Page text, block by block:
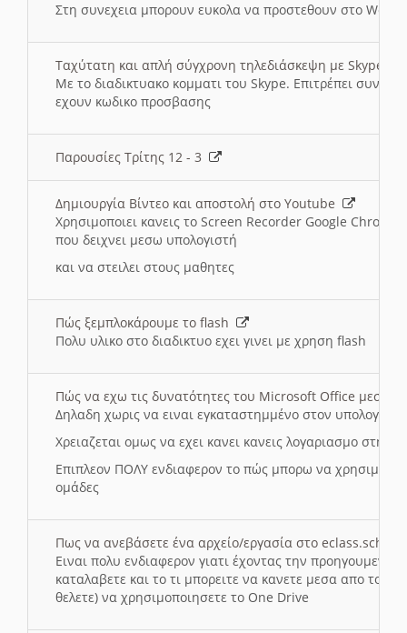
Στη συνεχεια μπορουν ευκολα να προστεθουν στο Word
Ταχύτατη και απλή σύγχρονη τηλεδιάσκεψη με Skype
Με το διαδικτυακο κομματι του Skype. Επιτρέπει
εχουν κωδικο προσβασης
Παρουσίες Τρίτης 12 - 3
Δημιουργία Βίντεο και αποστολή στο Youtube
Χρησιμοποιει κανεις το Screen Recorder Google Chrome
που δειχνει μεσω υπολογιστή
και να στειλει στους μαθητες
Πώς ξεμπλοκάρουμε το flash
Πολυ υλικο στο διαδικτυο εχει γινει με χρηση flash
Πώς να εχω τις δυνατότητες του Microsoft Office μεσω
Δηλαδη χωρις να ειναι εγκαταστημμένο στον
Χρειαζεται ομως να εχει κανει κανεις λογαριασμο στη
Επιπλεον ΠΟΛΥ ενδιαφερον το πώς μπορω να
ομάδες
Πως να ανεβάσετε ένα αρχείο/εργασία στο eclass.sch.gr
Ειναι πολυ ενδιαφερον γιατι έχοντας την
καταλαβετε και το τι μπορειτε να κανετε μεσα απο το
θελετε) να χρησιμοποιησετε το One Drive